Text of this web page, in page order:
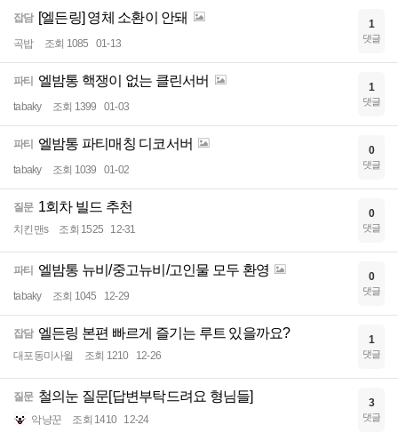
잡담 [엘든링] 영체 소환이 안돼
곡밥 조회 1085 01-13
1
댓글
파티 엘밤통 핵쟁이 없는 클린서버
tabaky 조회 1399 01-03
1
댓글
파티 엘밤통 파티매칭 디코서버
tabaky 조회 1039 01-02
0
댓글
질문 1회차 빌드 추천
치킨맨s 조회 1525 12-31
0
댓글
파티 엘밤통 뉴비/중고뉴비/고인물 모두 환영
tabaky 조회 1045 12-29
0
댓글
잡담 엘든링 본편 빠르게 즐기는 루트 있을까요?
대포동미사윌 조회 1210 12-26
1
댓글
질문 철의눈 질문[답변부탁드려요 형님들]
악냥꾼 조회 1410 12-24
3
댓글